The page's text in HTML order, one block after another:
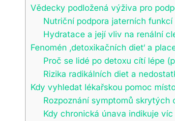
Vědecky podložená výživa pro
Nutriční podpora jaterních funkcí
Hydratace a její vliv na renální
Fenomén ‚detoxikačních diet‘ a
Proč se lidé po detoxu cítí lépe
Rizika radikálních diet a
Kdy vyhledat lékařskou pomoc
Rozpoznání symptomů skrytých
Kdy chronická únava indikuje víc